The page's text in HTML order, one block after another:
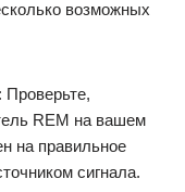
возможных
REM на вашем
на правильное
сигнала.